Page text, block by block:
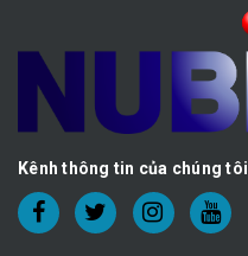
Kênh thông tin của chúng tôi